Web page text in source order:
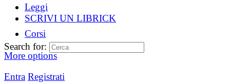
Leggi
SCRIVI UN LIBRICK
Corsi
More options
Entra Registrati
Search for: